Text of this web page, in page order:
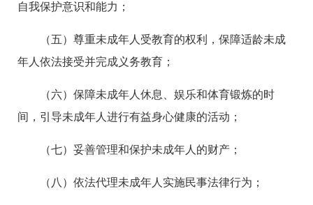
自我保护意识和能力；
（五）尊重未成年人受教育的权利，保障适龄未成
年人依法接受并完成义务教育；
（六）保障未成年人休息、娱乐和体育锻炼的时
间，引导未成年人进行有益身心健康的活动；
（七）妥善管理和保护未成年人的财产；
（八）依法代理未成年人实施民事法律行为；